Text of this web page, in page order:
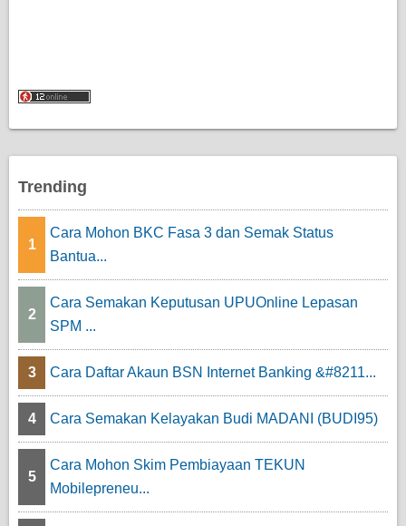
Trending
1
Cara Mohon BKC Fasa 3 dan Semak Status
Bantua...
2
Cara Semakan Keputusan UPUOnline Lepasan
SPM ...
3 Cara Daftar Akaun BSN Internet Banking &#8211...
4 Cara Semakan Kelayakan Budi MADANI (BUDI95)
5
Cara Mohon Skim Pembiayaan TEKUN
Mobilepreneu...